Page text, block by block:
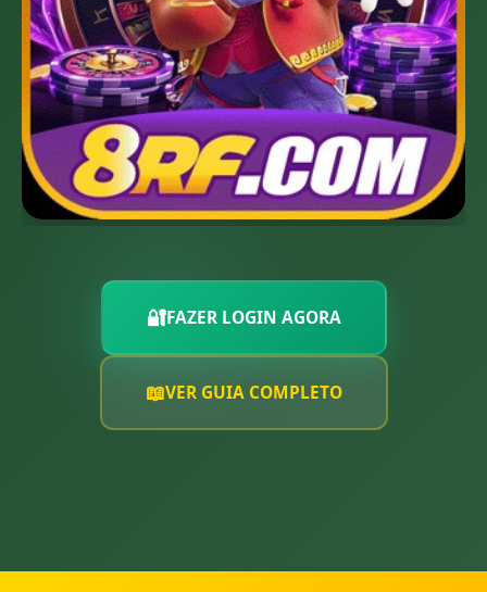
🔐FAZER LOGIN AGORA
📖VER GUIA COMPLETO